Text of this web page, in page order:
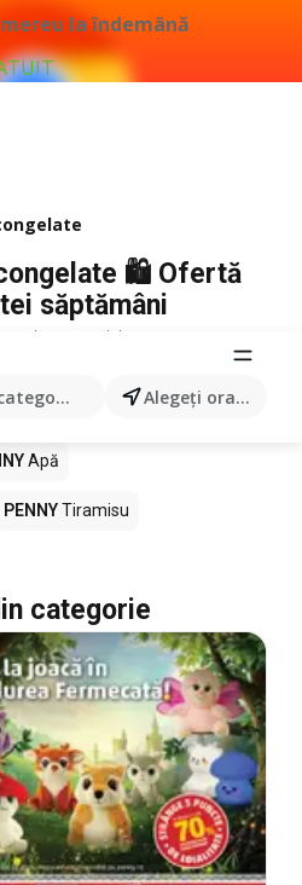
la îndemână
produse... Alegeţi oraşul
🛍️ Ofertă
săptămâni
acest termen.
PENNY
Mango LEGO
Apă
PENNYTiramisu
categorie